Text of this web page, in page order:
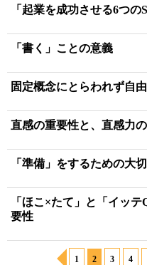
「起業を成功させる6つの
「書く」ことの意義
固定概念にとらわれず自
直感の重要性と、直感力
「準備」をするための大
「ほこ×たて」と「イッ
要性
1 2 3 4